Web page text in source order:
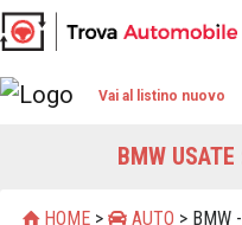
Vai al listino nuovo
BMW
HOME > AUTO > BMW